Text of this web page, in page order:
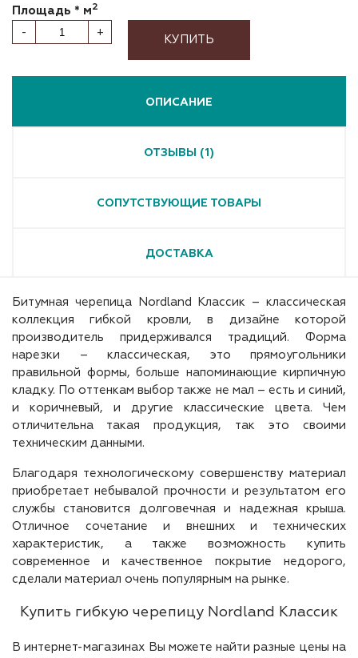
Площадь * м2
- + КУПИТЬ
ОПИСАНИЕ
ОТЗЫВЫ (1)
СОПУТСТВУЮЩИЕ ТОВАРЫ
ДОСТАВКА
Битумная черепица Nordland Классик – классическая
коллекция гибкой кровли, в дизайне которой
производитель придерживался традиций. Форма
нарезки – классическая, это прямоугольники
правильной формы, больше напоминающие кирпичную
кладку. По оттенкам выбор также не мал – есть и синий,
и коричневый, и другие классические цвета. Чем
отличительна такая продукция, так это своими
техническим данными.
Благодаря технологическому совершенству материал
приобретает небывалой прочности и результатом его
службы становится долговечная и надежная крыша.
Отличное сочетание и внешних и технических
характеристик, а также возможность купить
современное и качественное покрытие недорого,
сделали материал очень популярным на рынке.
Купить гибкую черепицу Nordland Классик
В интернет-магазинах Вы можете найти разные цены на